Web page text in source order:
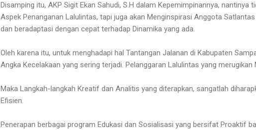
Disamping itu, AKP Sigit Ekan Sahudi, S.H dalam Kepemimpinannya, nantinya
Aspek Penanganan Lalulintas, tapi juga akan Menginspirasi Anggota
dan beradaptasi dengan cepat terhadap Dinamika yang ada.
Oleh karena itu, untuk menghadapi hal Tantangan Jalanan di Kabupaten
Angka Kecelakaan yang sering terjadi. Pelanggaran Lalulintas yang merugikan
Maka Langkah-langkah Kreatif dan Analitis yang diterapkan, sangatlah
Efisien.
Penerapan berbagai program Edukasi dan Sosialisasi yang bersifat Proaktif